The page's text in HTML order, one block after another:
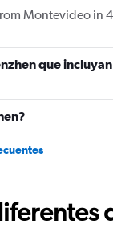
Montevideo in
que